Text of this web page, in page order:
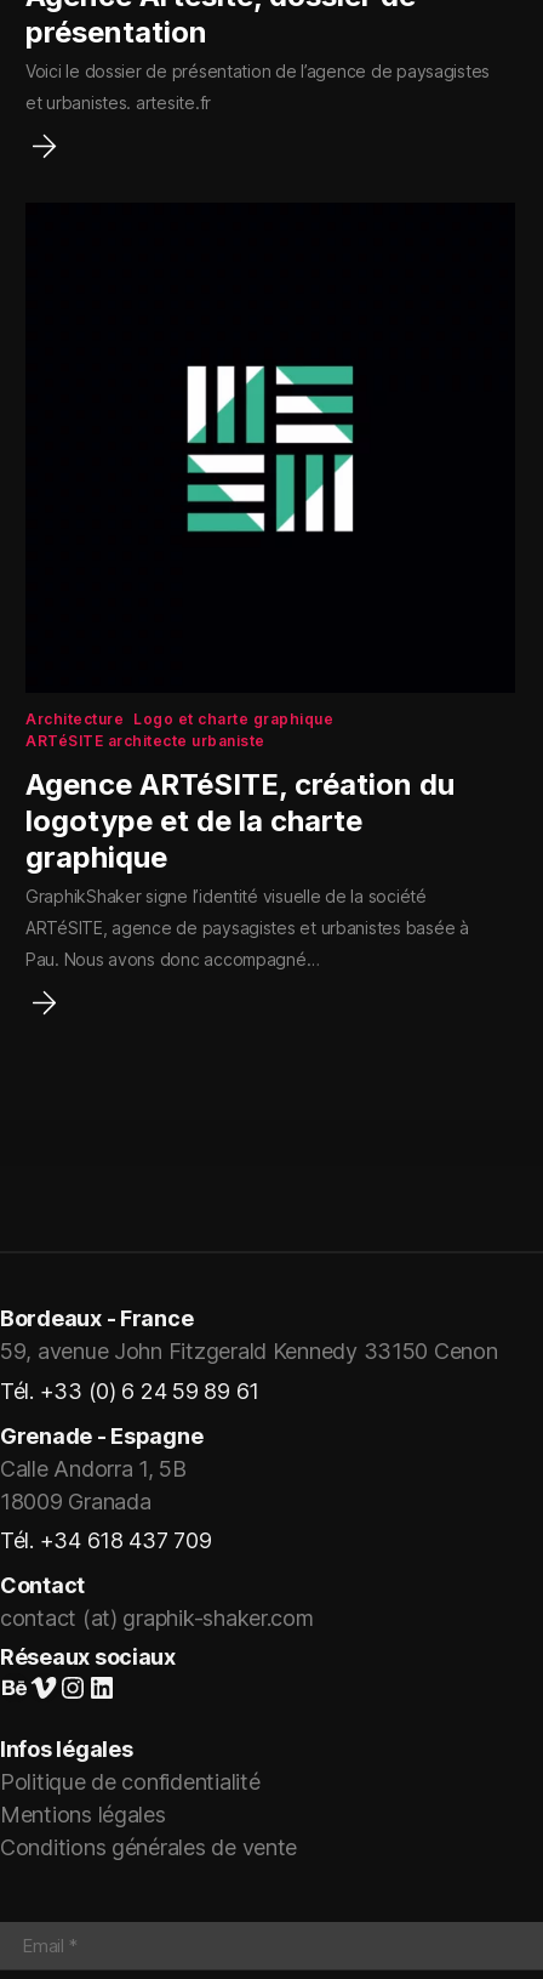
présentation
Voici le dossier de présentation de l’agence de paysagistes
et urbanistes. artesite.fr
Architecture
Logo et charte graphique
ARTéSITE architecte urbaniste
Agence ARTéSITE, création du
logotype et de la charte
graphique
GraphikShaker signe l’identité visuelle de la société
ARTéSITE, agence de paysagistes et urbanistes basée à
Pau. Nous avons donc accompagné…
Bordeaux - France
59, avenue John Fitzgerald Kennedy 33150 Cenon
Tél. +33 (0) 6 24 59 89 61
Grenade - Espagne
Calle Andorra 1, 5B
18009 Granada
Tél. +34 618 437 709
Contact
contact (at) graphik-shaker.com
Réseaux sociaux
Suivez-nous sur Behance
Vimeo
Instagram
LinkedIn
Infos légales
Politique de confidentialité
Mentions légales
Conditions générales de vente